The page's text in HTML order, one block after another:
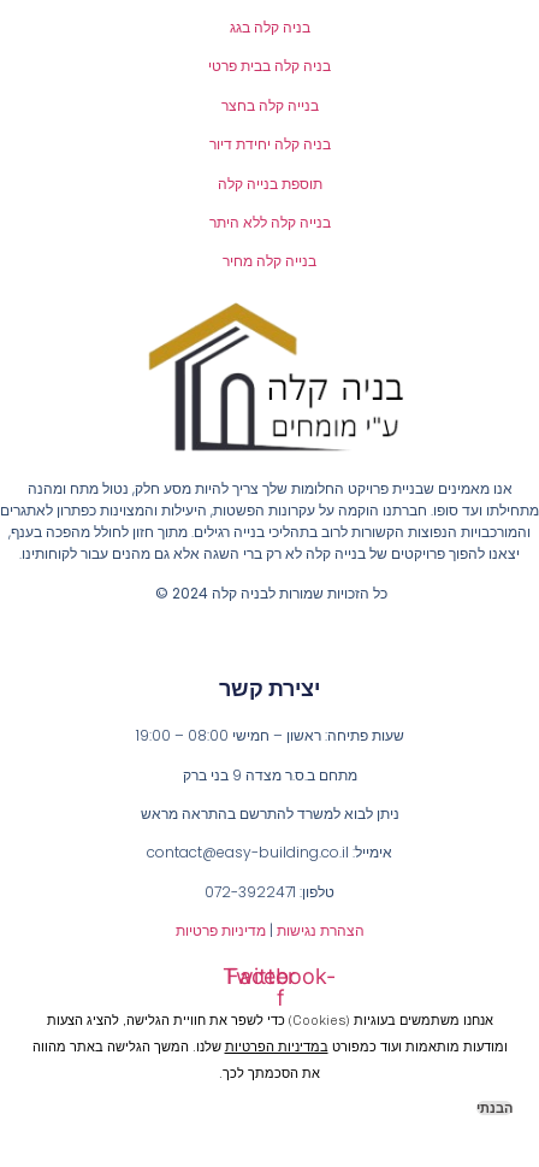
בניה קלה בגג
בניה קלה בבית פרטי
בנייה קלה בחצר
בניה קלה יחידת דיור
תוספת בנייה קלה
בנייה קלה ללא היתר
בנייה קלה מחיר
אנו מאמינים שבניית פרויקט החלומות שלך צריך להיות מסע חלק, נטול מתח ומהנה
ועד סופו. חברתנו הוקמה על עקרונות הפשטות, היעילות והמצוינות כפתרון לאתגרים
והמורכבויות הנפוצות הקשורות לרוב בתהליכי בנייה רגילים. מתוך חזון לחולל מהפכה בענף,
יצאנו להפוך פרויקטים של בנייה קלה לא רק ברי השגה אלא גם מהנים עבור לקוחותינו.
כל הזכויות שמורות לבניה קלה 2024 ©
יצירת קשר
שעות פתיחה: ראשון – חמישי 08:00 – 19:00
מתחם ב.ס.ר מצדה 9 בני ברק
ניתן לבוא למשרד להתרשם בהתראה מראש
אימייל: contact@easy-building.co.il
טלפון: 072-3922471
הצהרת נגישות| מדיניות פרטיות
Facebook-
f
Twitter
אנחנו משתמשים בעוגיות (cookies) כדי לשפר את חוויית הגלישה, להציג הצעות
ומודעות מותאמות ועוד כמפורטבמדיניות הפרטיותשלנו. המשך הגלישה באתר מהווה
את הסכמתך לכך.
הבנתי